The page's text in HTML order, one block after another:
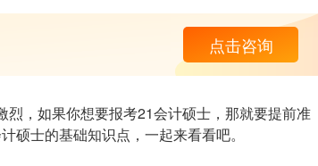
点击咨询
，如果你想要报考21会计硕士，那就要提前准
硕士的基础知识点，一起来看看吧。